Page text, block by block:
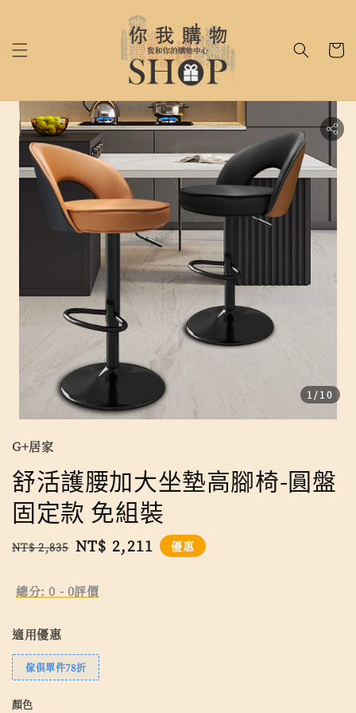
1 /10
G+居家
舒活護腰加大坐墊高腳椅-圓盤
固定款 免組裝
Regular
NT$ 2,835 Sale
NT$ 2,211 優惠
總分:0 - 0評價
適用優惠
傢俱單件78折
顏色